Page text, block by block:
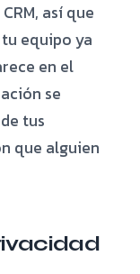
así que
equipo ya
en el
se
tus
que alguien